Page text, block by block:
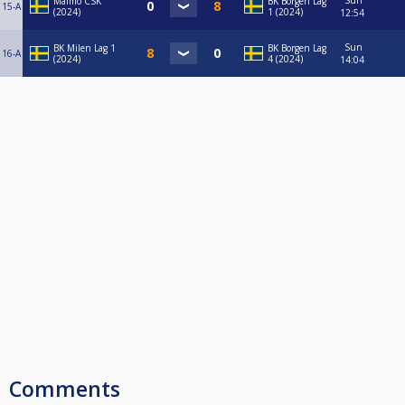
15-A
(2024)
1 (2024)
12:54
16-A
BK Milen Lag 1
(2024)
BK Borgen Lag
4 (2024)
Sun
14:04
Comments